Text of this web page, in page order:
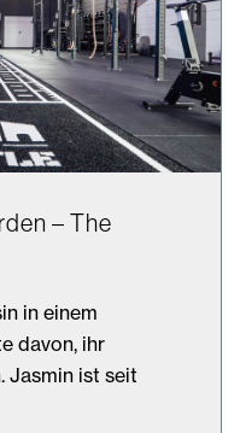
– The
in einem
davon, ihr
Jasmin ist seit